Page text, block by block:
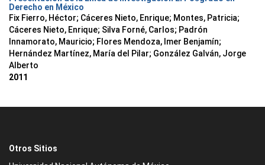
Derecho en México
Fix Fierro, Héctor; Cáceres Nieto, Enrique; Montes, Patricia;
Cáceres Nieto, Enrique; Silva Forné, Carlos; Padrón
Innamorato, Mauricio; Flores Mendoza, Imer Benjamín;
Hernández Martínez, María del Pilar; González Galván, Jorge
Alberto
2011
Otros Sitios